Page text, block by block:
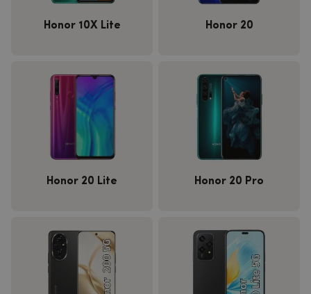
Honor 10X Lite Honor 20
Honor 20 Lite Honor 20 Pro